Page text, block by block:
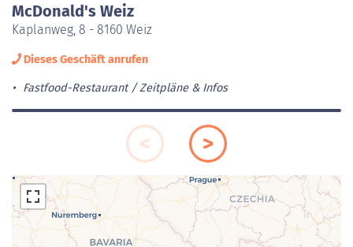
McDonald's Weiz
Kaplanweg, 8 - 8160 Weiz
Dieses Geschäft anrufen
Fastfood-Restaurant Zeitpläne & Infos